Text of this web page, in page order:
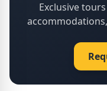
Exclusive